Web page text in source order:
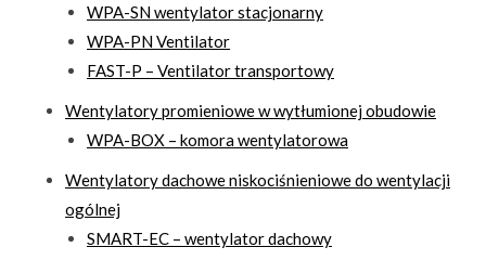
WPA-SN wentylator stacjonarny
WPA-PN Ventilator
FAST-P – Ventilator transportowy
Wentylatory promieniowe w wytłumionej obudowie
WPA-BOX – komora wentylatorowa
Wentylatory dachowe niskociśnieniowe do wentylacji
ogólnej
SMART-EC – wentylator dachowy